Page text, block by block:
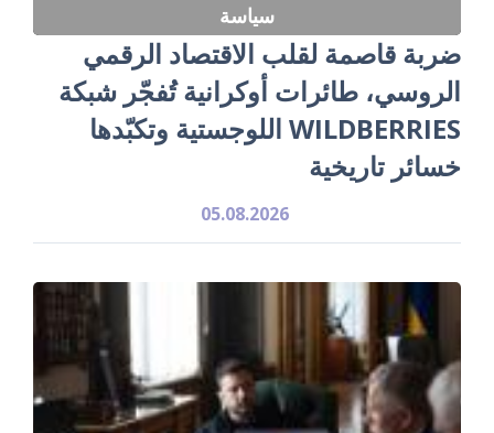
سياسة
ضربة قاصمة لقلب الاقتصاد الرقمي
الروسي، طائرات أوكرانية تُفجّر شبكة
WILDBERRIES اللوجستية وتكبّدها
خسائر تاريخية
05.08.2026